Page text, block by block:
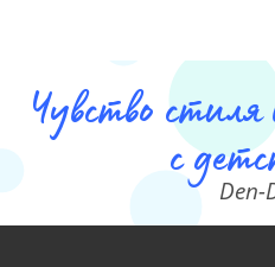
Чувство
с
Den-